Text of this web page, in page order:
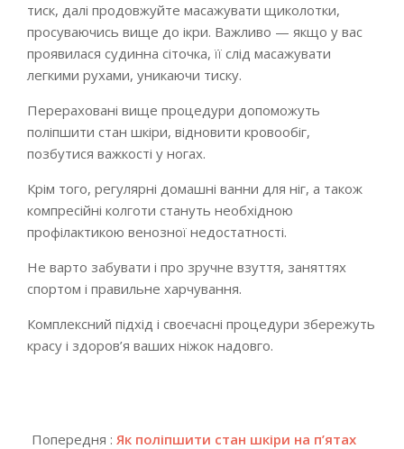
тиск, далі продовжуйте масажувати щиколотки,
просуваючись вище до ікри. Важливо — якщо у вас
проявилася судинна сіточка, її слід масажувати
легкими рухами, уникаючи тиску.
Перераховані вище процедури допоможуть
поліпшити стан шкіри, відновити кровообіг,
позбутися важкості у ногах.
Крім того, регулярні домашні ванни для ніг, а також
компресійні колготи стануть необхідною
профілактикою венозної недостатності.
Не варто забувати і про зручне взуття, заняттях
спортом і правильне харчування.
Комплексний підхід і своєчасні процедури збережуть
красу і здоров’я ваших ніжок надовго.
12-
Попередня : Як поліпшити стан шкіри на п’ятах